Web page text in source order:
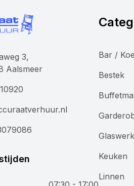
3,
Aalsmeer
Bar /
Bestek
Glaswerk
Keuken
Linnen